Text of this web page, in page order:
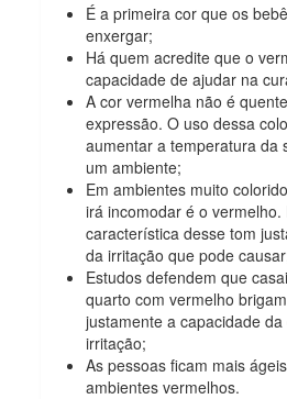
É a primeira cor que os
enxergar;
Há quem acredite que o
capacidade de ajudar na
A cor vermelha não é
expressão. O uso dessa
aumentar a temperatura da
um ambiente;
Em ambientes muito
irá incomodar é o vermelho.
característica desse tom
da irritação que pode
Estudos defendem que
quarto com vermelho
justamente a capacidade
irritação;
As pessoas ficam mais
ambientes vermelhos.